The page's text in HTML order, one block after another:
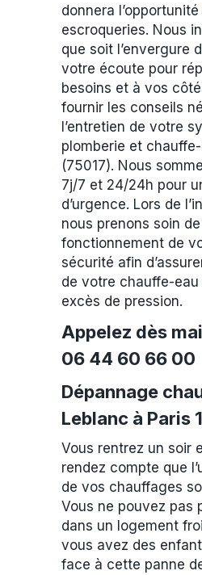
donnera l’opportunité
escroqueries. Nous
que soit l’envergure
votre écoute pour
besoins et à vos
fournir les conseils
l’entretien de votre
plomberie et
(75017). Nous
7j/7 et 24/24h pour
d’urgence. Lors de
nous prenons soin
fonctionnement de
sécurité afin
de votre chauffe-
excès de pression.
Appelez dès
06 44 60 66 00
Dépannage
Leblanc à Paris
Vous rentrez un soir
rendez compte que
de vos chauffages
Vous ne pouvez pas
dans un logement
vous avez des
face à cette panne